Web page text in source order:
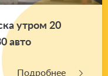
утром 20
авто
Подробнее